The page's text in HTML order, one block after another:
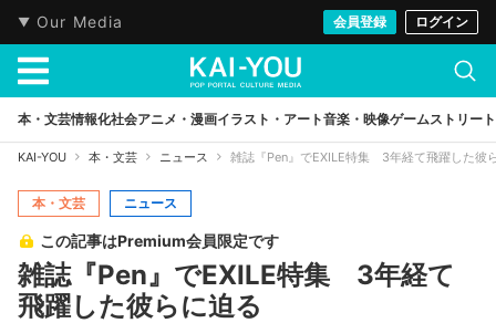
Our Media 会員登録 ログイン
本・文芸情報化社会アニメ・漫画イラスト・アート音楽・映像ゲームストリート
KAI-YOU 本・文芸 ニュース 雑誌『Pen』でEXILE特集 3年経て飛躍した彼
本・文芸 ニュース
この記事はPremium会員限定です
雑誌『Pen』でEXILE特集 3年経て
飛躍した彼らに迫る